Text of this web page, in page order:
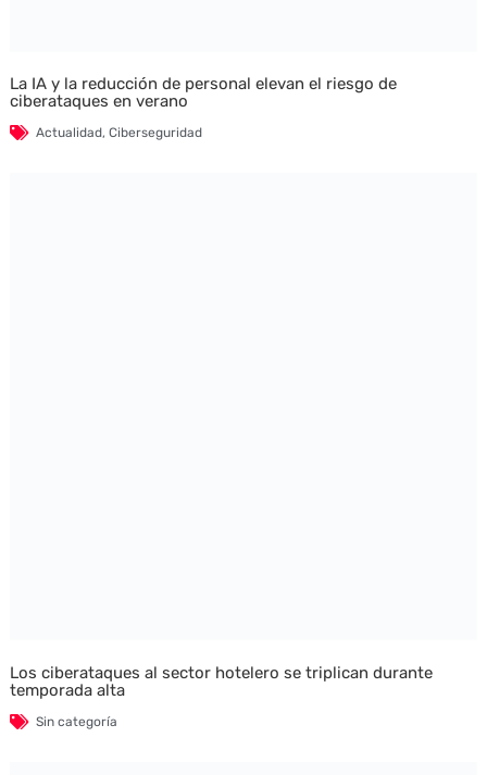
La IA y la reducción de personal elevan el riesgo de
ciberataques en verano
Actualidad, Ciberseguridad
Los ciberataques al sector hotelero se triplican durante
temporada alta
Sin categoría